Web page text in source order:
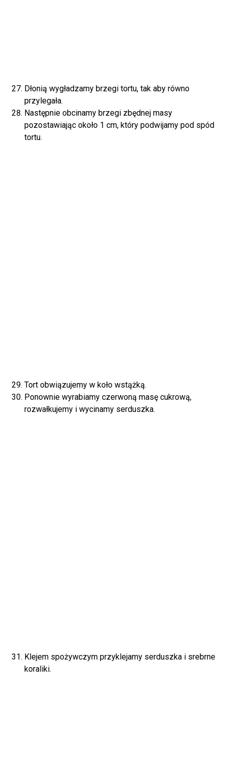
Dłonią wygładzamy brzegi tortu, tak aby równo
przylegała.
Następnie obcinamy brzegi zbędnej masy
pozostawiając około 1 cm, który podwijamy pod spód
tortu.
Tort obwiązujemy w koło wstążką.
Ponownie wyrabiamy czerwoną masę cukrową,
rozwałkujemy i wycinamy serduszka.
Klejem spożywczym przyklejamy serduszka i srebrne
koraliki.